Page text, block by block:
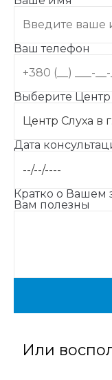
Ваш телефон
Выберите Центр
Дата
Кратко о
Вам полезны
Или